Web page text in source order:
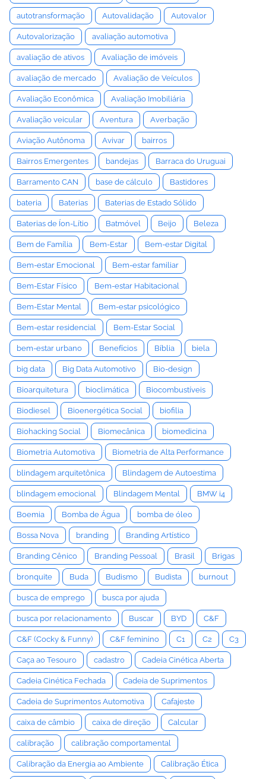
autotransformação Autovalidação Autovalor
Autovalorização avaliação automotiva
avaliação de ativos Avaliação de imóveis
avaliação de mercado Avaliação de Veículos
Avaliação Econômica Avaliação Imobiliária
Avaliação veicular Aventura Averbação
Aviação Autônoma Avivar bairros
Bairros Emergentes bandejas Barraca do Uruguai
Barramento CAN base de cálculo Bastidores
bateria Baterias Baterias de Estado Sólido
Baterias de Íon-Lítio Batmóvel Beijo Beleza
Bem de Família Bem-Estar Bem-estar Digital
Bem-estar Emocional Bem-estar familiar
Bem-Estar Físico Bem-estar Habitacional
Bem-Estar Mental Bem-estar psicológico
Bem-estar residencial Bem-Estar Social
bem-estar urbano Benefícios Bíblia biela
big data Big Data Automotivo Bio-design
Bioarquitetura bioclimática Biocombustíveis
Biodiesel Bioenergética Social biofilia
Biohacking Social Biomecânica biomedicina
Biometria Automotiva Biometria de Alta Performance
blindagem arquitetônica Blindagem de Autoestima
blindagem emocional Blindagem Mental BMW i4
Boemia Bomba de Água bomba de óleo
Bossa Nova branding Branding Artístico
Branding Cênico Branding Pessoal Brasil Brigas
bronquite Buda Budismo Budista burnout
busca de emprego busca por ajuda
busca por relacionamento Buscar BYD C&F
C&F (Cocky & Funny) C&F feminino C1 C2 C3
Caça ao Tesouro cadastro Cadeia Cinética Aberta
Cadeia Cinética Fechada Cadeia de Suprimentos
Cadeia de Suprimentos Automotiva Cafajeste
caixa de câmbio caixa de direção Calcular
calibração calibração comportamental
Calibração da Energia ao Ambiente Calibração Ética